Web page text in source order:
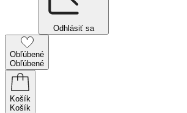
Odhlásiť sa
Obľúbené
Obľúbené
Košík
Košík